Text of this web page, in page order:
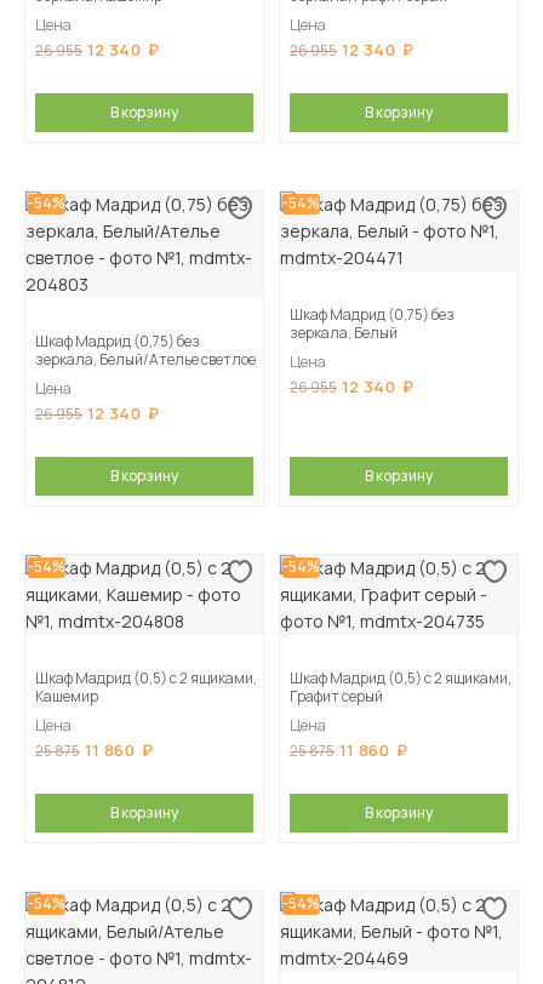
Цена
26 955 12 340
В корзину
Цена
26 955 12 340
В корзину
-54%
Шкаф Мадрид (0,75) без
зеркала, Белый/Ателье светлое
Цена
26 955 12 340
В корзину
-54%
Шкаф Мадрид (0,75) без
зеркала, Белый
Цена
26 955 12 340
В корзину
-54%
Шкаф Мадрид (0,5) с 2 ящиками,
Кашемир
Цена
25 875 11 860
В корзину
-54%
Шкаф Мадрид (0,5) с 2 ящиками,
Графит серый
Цена
25 875 11 860
В корзину
-54% -54%